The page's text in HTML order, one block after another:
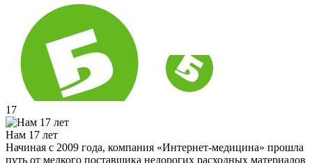
17
Нам 17 лет
Начиная с 2009 года, компания «Интернет-медицина» прошла
путь от мелкого поставщика недорогих расходных материалов